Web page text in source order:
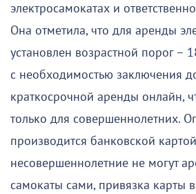
электросамокатах и
Она отметила, что для аренды
установлен возрастной порог –
с необходимостью заключения
краткосрочной аренды онлайн,
только для совершеннолетних.
производится банковской
несовершеннолетние не могут
самокаты сами, привязка карты